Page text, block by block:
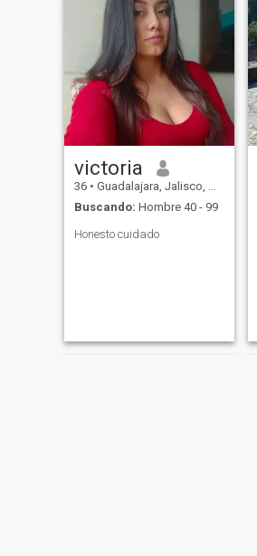
victoria
36 • Guadalajara, Jalisco, México
Buscando: Hombre 40 - 99
Honesto cuidado